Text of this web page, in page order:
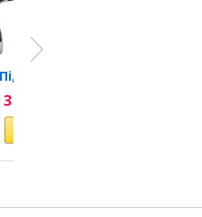
3 200 грн.